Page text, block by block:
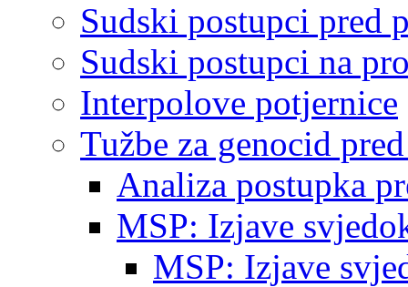
Sudski postupci pred
Sudski postupci na
Interpolove potjernice
Tužbe za genocid
Analiza postupka
MSP: Izjave
MSP: Izjave